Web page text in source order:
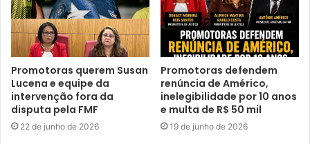
Promotoras querem Susan
Lucena e equipe da
intervenção fora da
disputa pela FMF
22 de junho de 2026
Promotoras defendem
renúncia de Américo,
inelegibilidade por 10 anos
e multa de R$ 50 mil
19 de junho de 2026